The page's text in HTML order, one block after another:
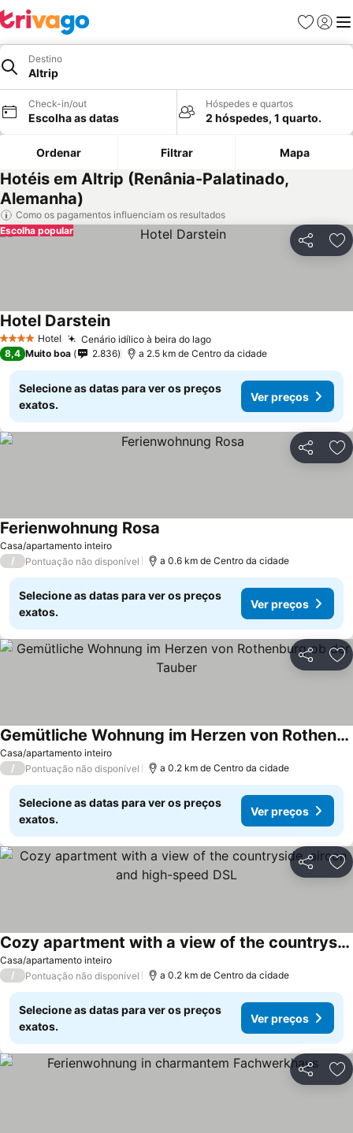
Favoritos
Iniciar
Destino
Altrip
Check-in/out
Escolha as datas
Hóspedes e quartos
2 hóspedes, 1 quarto.
Ordenar Filtrar Mapa
Hotéis em Altrip (Renânia-Palatinado,
Alemanha)
Como os pagamentos influenciam os resultados
Partilhar
Escolha popular
4 EstrelasHotel Cenário idílico à beira do lago
Hotel Darstein
8,4 Muito boa 2.836 a 2.5 km de Centro da cidade
Selecione as datas para ver os preços
exatos.
Ver preços
Partilhar
Casa/apartamento inteiro
Ferienwohnung Rosa
/ Pontuação não disponível a 0.6 km de Centro da cidade
Selecione as datas para ver os preços
exatos.
Ver preços
Partilhar
Casa/apartamento inteiro
Gemütliche Wohnung im Herzen von Rothenburg ob der Tauber
/ Pontuação não disponível a 0.2 km de Centro da cidade
Selecione as datas para ver os preços
exatos.
Ver preços
Partilhar
Casa/apartamento inteiro
Cozy apartment with a view of the countryside, aircon and high-speed DSL
/ Pontuação não disponível a 0.2 km de Centro da cidade
Selecione as datas para ver os preços
exatos.
Ver preços
Partilhar